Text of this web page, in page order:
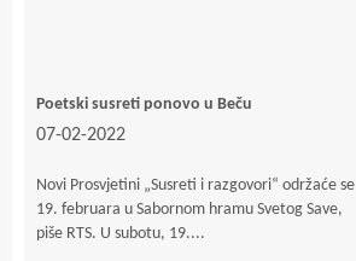
Poetski susreti ponovo u Beču
07-02-2022
Novi Prosvjetini „Susreti i razgovori“ održaće se
19. februara u Sabornom hramu Svetog Save,
piše RTS. U subotu, 19....